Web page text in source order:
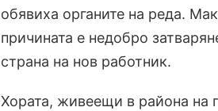
обявиха органите на реда.
причината е недобро
страна на нов работник.
Хората, живеещи в района на